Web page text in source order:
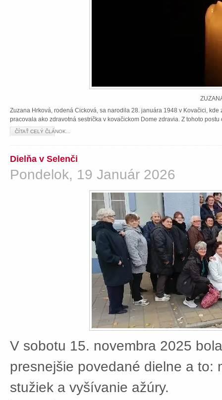
Zuzana Hrková, rodená Cicková, sa narodila 28. januára 1948 v Kovačici,
pracovala ako zdravotná sestrička v kovačickom Dome zdravia. Z tohoto
ČÍTAŤ CELÝ ČLÁNOK...
Dielňa v Selenči
Pondelok, 19 Január 2026
V sobotu 15. novembra 2025
presnejšie povedané dielne a to:
stužiek a vyšívanie ažúry.